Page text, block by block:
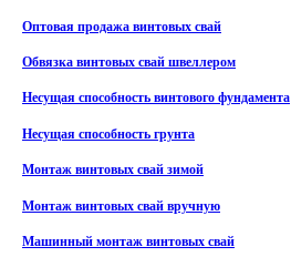
Оптовая продажа винтовых свай
Обвязка винтовых свай швеллером
Несущая способность винтового фундамента
Несущая способность грунта
Монтаж винтовых свай зимой
Монтаж винтовых свай вручную
Машинный монтаж винтовых свай